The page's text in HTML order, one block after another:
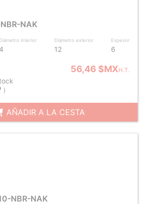
NAK
Diámetro interior
4
Diámetro exterior
12
Espesor
6
56,46 $MXH.T.
)
AÑADIR A LA CESTA
NBR-NAK